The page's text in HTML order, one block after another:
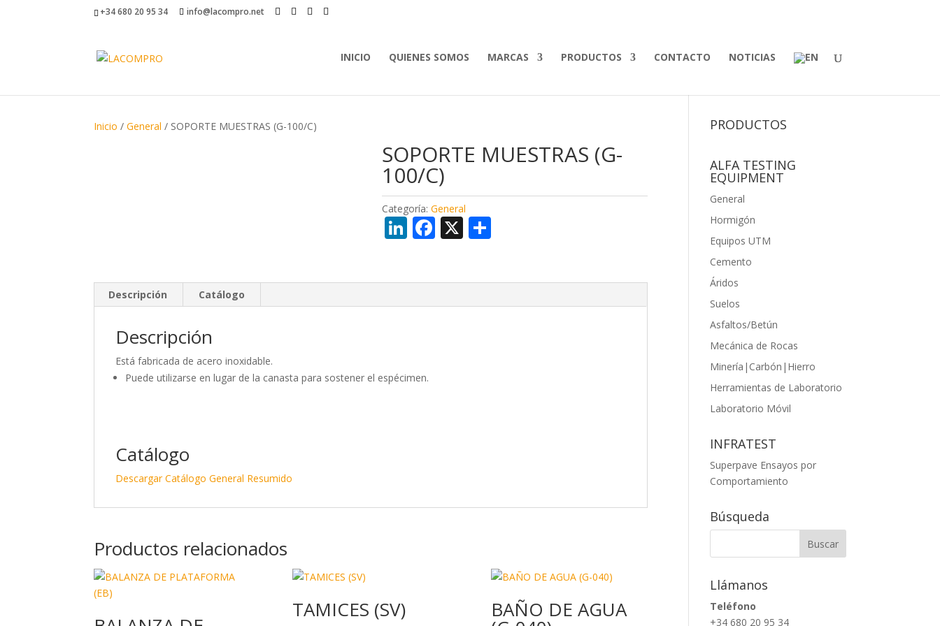
+34 680 20 95 34 info@lacompro.net
INICIO QUIENES SOMOS MARCAS PRODUCTOS CONTACTO NOTICIAS
Inicio /General / SOPORTE MUESTRAS (G-100/C)
SOPORTE MUESTRAS (G-
100/C)
Categoría:General
Li
dI
F
o
X
ar
Descripción Catálogo
Descripción
Está fabricada de acero inoxidable.
Puede utilizarse en lugar de la canasta para sostener el espécimen.
Catálogo
Descargar Catálogo General Resumido
Productos relacionados
TAMICES (SV) BAÑO DE AGUA
PRODUCTOS
ALFA TESTING
EQUIPMENT
General
Hormigón
Equipos UTM
Cemento
Áridos
Suelos
Asfaltos/Betún
Mecánica de Rocas
Minería|Carbón|Hierro
Herramientas de Laboratorio
Laboratorio Móvil
INFRATEST
Superpave Ensayos por
Comportamiento
Búsqueda
Llámanos
Teléfono
+34 680 20 95 34